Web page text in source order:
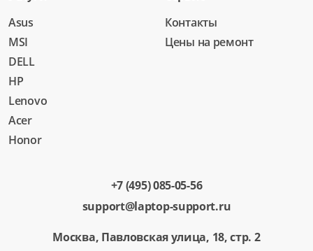
Asus
MSI
DELL
HP
Lenovo
Acer
Honor
Контакты
Цены на ремонт
+7 (495) 085-05-56
support@laptop-support.ru
Москва, Павловская улица, 18, стр. 2